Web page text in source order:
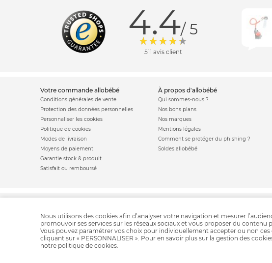
4.4/ 5
511 avis client
votre commande allobébé
Conditions générales de vente
Protection des données personnelles
Personnaliser les cookies
Politique de cookies
Modes de livraison
Moyens de paiement
Garantie stock & produit
Satisfait ou remboursé
à propos d'allobébé
Qui sommes-nous ?
Nos bons plans
Nos marques
Mentions légales
Comment se protéger du phishing ?
Soldes allobébé
Nous utilisons des cookies afin d’analyser votre navigation et mesurer
promouvoir ses services sur les réseaux sociaux et vous proposer du contenu
Vous pouvez paramétrer vos choix pour individuellement accepter ou non ces
cliquant sur « PERSONNALISER ». Pour en savoir plus sur la gestion des
notre politique de cookies.